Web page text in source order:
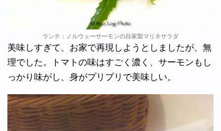
ランチ：ノルウェーサーモンの自家製マリネサラダ
美味しすぎて、お家で再現しようとしましたが、無
理でした。トマトの味はすごく濃く、サーモンもし
っかり味がし、身がプリプリで美味しい。